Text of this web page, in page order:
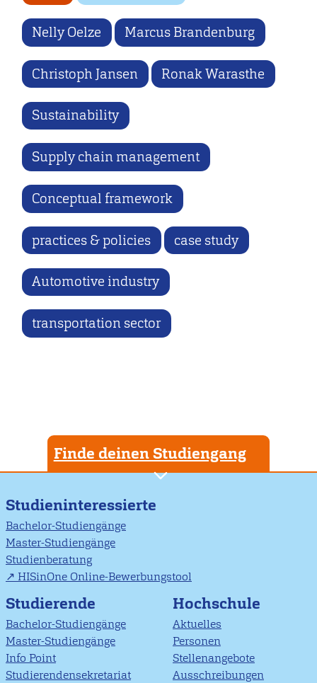
Nelly Oelze Marcus Brandenburg
Christoph Jansen Ronak Warasthe
Sustainability
Supply chain management
Conceptual framework
practices & policies case study
Automotive industry
transportation sector
Finde deinen Studiengang
Studieninteressierte
Bachelor-Studiengänge
Master-Studiengänge
Studienberatung
HISinOne Online-Bewerbungstool
Studierende
Bachelor-Studiengänge
Master-Studiengänge
Info Point
Studierendensekretariat
Hochschule
Aktuelles
Personen
Stellenangebote
Ausschreibungen